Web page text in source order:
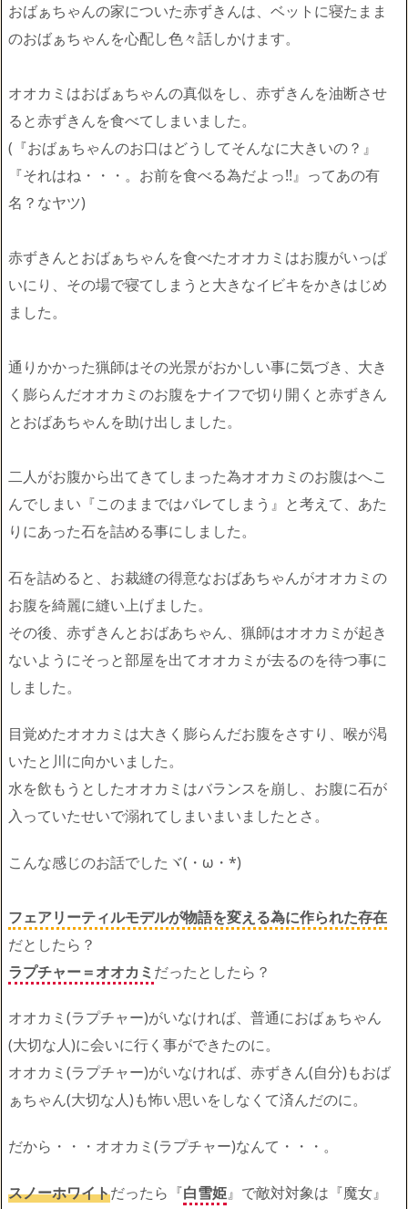
おばぁちゃんの家についた赤ずきんは、ベットに寝たまま
のおばぁちゃんを心配し色々話しかけます。
オオカミはおばぁちゃんの真似をし、赤ずきんを油断させ
ると赤ずきんを食べてしまいました。
(『おばぁちゃんのお口はどうしてそんなに大きいの？』
『それはね・・・。お前を食べる為だよっ!!』ってあの有
名？なヤツ)
赤ずきんとおばぁちゃんを食べたオオカミはお腹がいっぱ
いにり、その場で寝てしまうと大きなイビキをかきはじめ
ました。
通りかかった猟師はその光景がおかしい事に気づき、大き
く膨らんだオオカミのお腹をナイフで切り開くと赤ずきん
とおばあちゃんを助け出しました。
二人がお腹から出てきてしまった為オオカミのお腹はへこ
んでしまい『このままではバレてしまう』と考えて、あた
りにあった石を詰める事にしました。
石を詰めると、お裁縫の得意なおばあちゃんがオオカミの
お腹を綺麗に縫い上げました。
その後、赤ずきんとおばあちゃん、猟師はオオカミが起き
ないようにそっと部屋を出てオオカミが去るのを待つ事に
しました。
目覚めたオオカミは大きく膨らんだお腹をさすり、喉が渇
いたと川に向かいました。
水を飲もうとしたオオカミはバランスを崩し、お腹に石が
入っていたせいで溺れてしまいまいましたとさ。
こんな感じのお話でしたヾ(・ω・*)
フェアリーティルモデルが物語を変える為に作られた存在
だとしたら？
ラプチャー＝オオカミ だったとしたら？
オオカミ(ラプチャー)がいなければ、普通におばぁちゃん
(大切な人)に会いに行く事ができたのに。
オオカミ(ラプチャー)がいなければ、赤ずきん(自分)もおば
ぁちゃん(大切な人)も怖い思いをしなくて済んだのに。
だから・・・オオカミ(ラプチャー)なんて・・・。
スノーホワイトだったら『白雪姫』で敵対対象は『魔女』